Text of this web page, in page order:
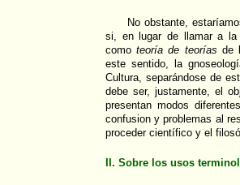
No obstante,
si, en lugar de llamar a la
comoteoría de teorías de
este sentido, la
Cultura, separándose de
debe ser, justamente, el
presentan modos
confusion y problemas al
proceder científico y el
II. Sobre los usos